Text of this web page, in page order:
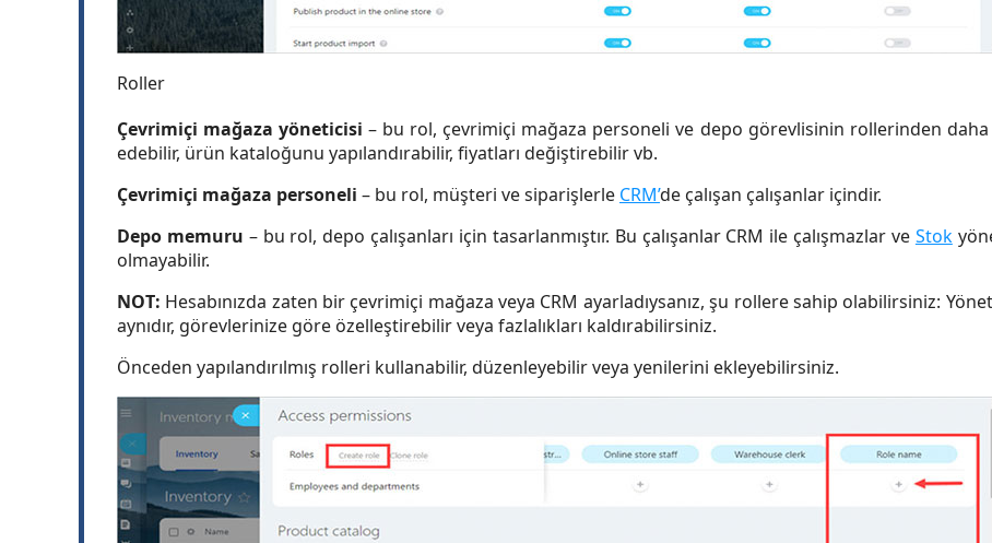
Roller
Çevrimiçi mağaza yöneticisi – bu rol, çevrimiçi mağaza personeli ve depo görevlisinin rollerinden daha
edebilir, ürün kataloğunu yapılandırabilir, fiyatları değiştirebilir vb.
Çevrimiçi mağaza personeli – bu rol, müşteri ve siparişlerle CRM’de çalışan çalışanlar içindir.
Depo memuru – bu rol, depo çalışanları için tasarlanmıştır. Bu çalışanlar CRM ile çalışmazlar ve Stok
olmayabilir.
NOT: Hesabınızda zaten bir çevrimiçi mağaza veya CRM ayarladıysanız, şu rollere sahip olabilirsiniz:
aynıdır, görevlerinize göre özelleştirebilir veya fazlalıkları kaldırabilirsiniz.
Önceden yapılandırılmış rolleri kullanabilir, düzenleyebilir veya yenilerini ekleyebilirsiniz.